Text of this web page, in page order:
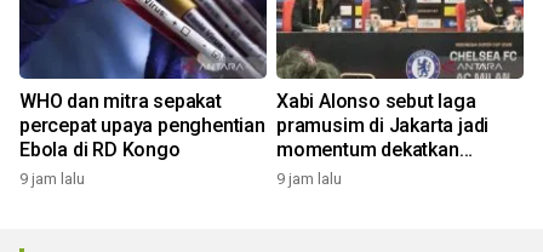
WHO dan mitra sepakat
percepat upaya penghentian
Ebola di RD Kongo
9 jam lalu
Xabi Alonso sebut laga
pramusim di Jakarta jadi
momentum dekatkan
Chelsea dengan penggemar
9 jam lalu